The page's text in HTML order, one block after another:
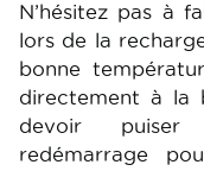
N’hésitez pas à
lors de la
bonne
directement à la
devoir puiser
redémarrage